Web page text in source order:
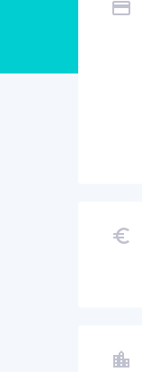
payment
euro_symbol
location_city